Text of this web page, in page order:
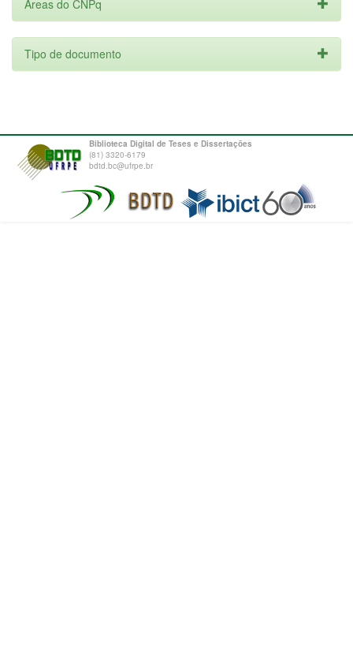
Áreas do CNPq
Tipo de documento
Biblioteca Digital de Teses e Dissertações
(81) 3320-6179
bdtd.bc@ufrpe.br